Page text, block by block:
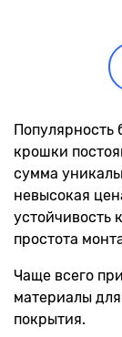
Популярность
крошки
сумма
невысокая
устойчивость
простота
Чаще всего
материалы
покрытия.